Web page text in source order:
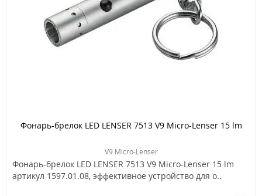
Фонарь-брелок LED LENSER 7513 V9 Micro-Lenser 15 lm
V9 Micro-Lenser
Фонарь-брелок LED LENSER 7513 V9 Micro-Lenser 15 lm
артикул 1597.01.08, эффективное устройство для о..